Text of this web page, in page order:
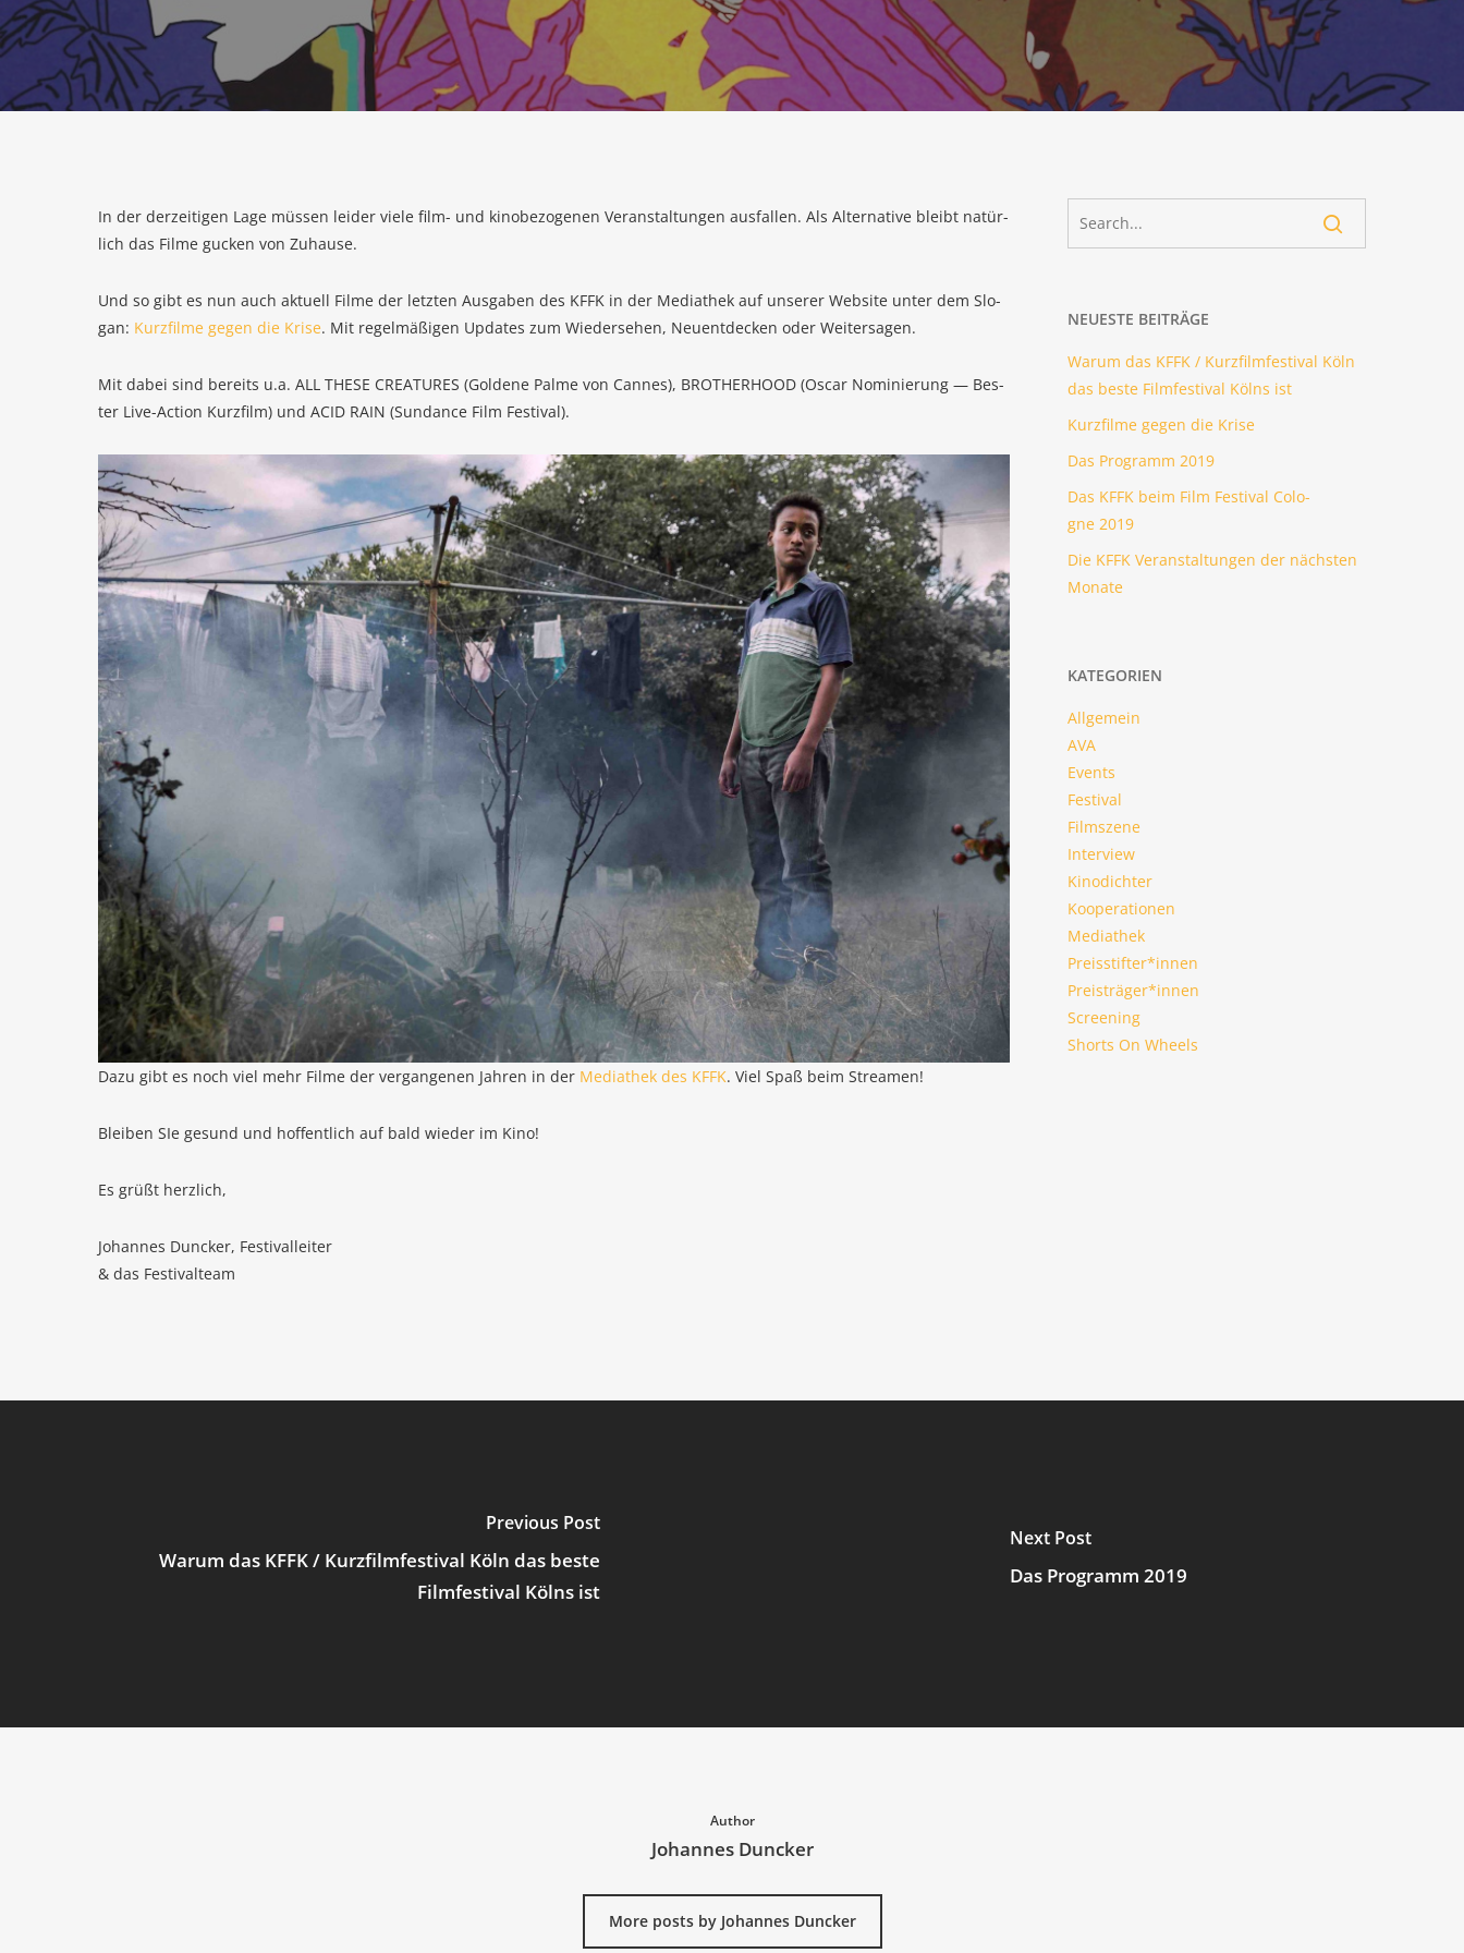
In der der­zei­ti­gen Lage müs­sen lei­der vie­le film- und kino­be­zo­ge­nen Ver­an­stal­tun­gen aus­fal­len. Als Alter­na­ti­ve bleibt natür­
lich das Fil­me gucken von Zuhause.
Und so gibt es nun auch aktu­ell Fil­me der letz­ten Aus­ga­ben des KFFK in der Media­thek auf unse­rer Web­site unter dem Slo­
gan: Kurz­fil­me gegen die Kri­se. Mit regel­mä­ßi­gen Updates zum Wie­der­se­hen, Neu­ent­de­cken oder Weitersagen.
Mit dabei sind bereits u.a. ALL THE­SE CREA­TURES (Gol­de­ne Pal­me von Can­nes), BROT­HER­HOOD (Oscar Nomi­nie­rung — Bes­
ter Live-Action Kurz­film) und ACID RAIN (Sun­dance Film Festival).
Dazu gibt es noch viel mehr Fil­me der ver­gan­ge­nen Jah­ren in der Media­thek des KFFK. Viel Spaß beim Streamen!
Blei­ben SIe gesund und hof­fent­lich auf bald wie­der im Kino!
Es grüßt herzlich,
Johan­nes Dun­cker, Festivalleiter
& das Festivalteam
NEU­ES­TE BEITRÄGE
War­um das KFFK / Kurz­film­fes­ti­val Köln
das bes­te Film­fes­ti­val Kölns ist
Kurz­fil­me gegen die Krise
Das Pro­gramm 2019
Das KFFK beim Film Fes­ti­val Colo­
gne 2019
Die KFFK Ver­an­stal­tun­gen der nächs­ten
Monate
KATE­GO­RIEN
Allgemein
AVA
Events
Festival
Filmszene
Interview
Kinodichter
Kooperationen
Mediathek
Preisstifter*innen
Preisträger*innen
Screening
Shorts On Wheels
Previous Post
Warum das KFFK / Kurzfilmfestival Köln das beste
Filmfestival Kölns ist
Next Post
Das Programm 2019
Author
Johannes Duncker
More posts by Johannes Duncker